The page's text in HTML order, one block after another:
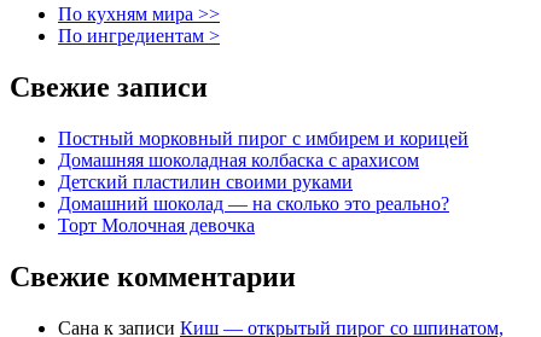
По кухням мира >>
По ингредиентам >
Свежие записи
Постный морковный пирог с имбирем и корицей
Домашняя шоколадная колбаска с арахисом
Детский пластилин своими руками
Домашний шоколад — на сколько это реально?
Торт Молочная девочка
Свежие комментарии
Сана к записи Киш — открытый пирог со шпинатом,